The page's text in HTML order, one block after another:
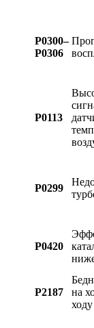
P0300–
P0306
P0113
P0299
P0420
P2187
на
ходу